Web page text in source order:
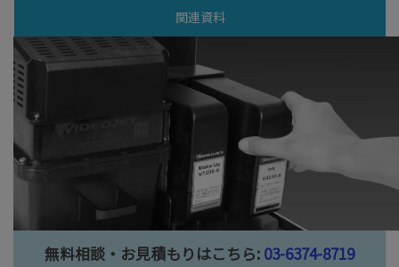
関連資料
無料相談・お見積もりはこちら: 03-6374-8719